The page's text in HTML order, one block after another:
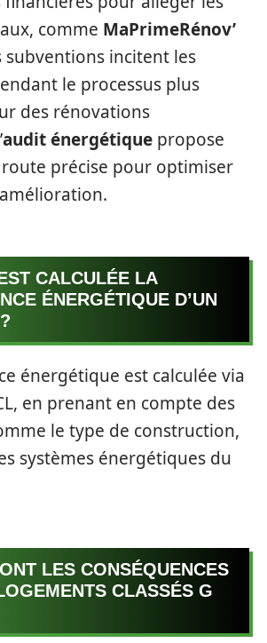
comme MaPrimeRénov’
subventions incitent les
le processus plus
des rénovations
audit énergétique propose
précise pour optimiser
CALCULÉE LA
ÉNERGÉTIQUE D’UN
énergétique est calculée via
en prenant en compte des
le type de construction,
systèmes énergétiques du
LES CONSÉQUENCES
CLASSÉS G